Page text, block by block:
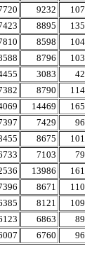
9232
8895
8598
8796
3083
8790
14469
7429
8675
7103
13986
8671
8121
6863
6760